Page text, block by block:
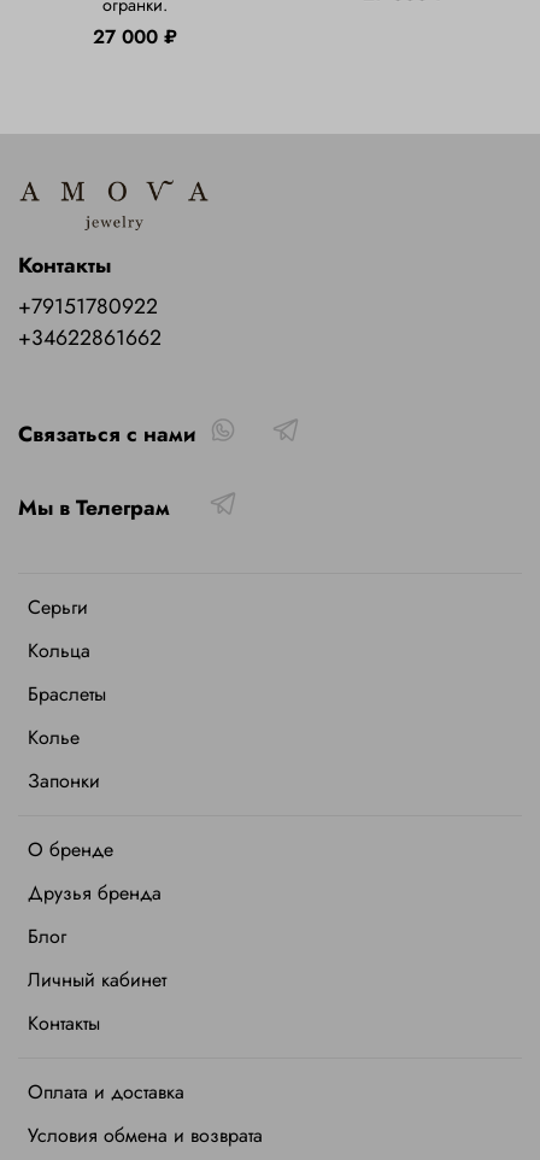
огранки.
27 000 ₽
Серьги
Кольца
Браслеты
Колье
Запонки
О бренде
Друзья бренда
Блог
Личный кабинет
Контакты
Оплата и доставка
Условия обмена и возврата
Контакты
+79151780922
+34622861662
Связаться с нами
Мы в Телеграм